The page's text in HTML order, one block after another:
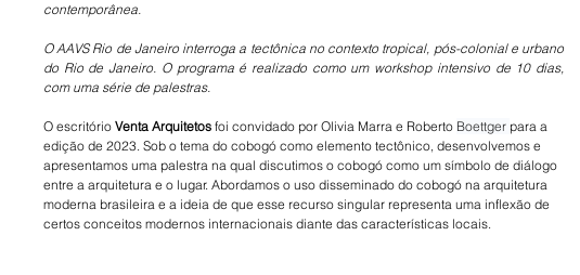
contemporânea.
O AAVS Rio de Janeiro interroga a tectônica no contexto tropical, pós-colonial e urbano
do Rio de Janeiro. O programa é realizado como um workshop intensivo de 10 dias,
com uma série de palestras.
O escritório Venta Arquitetos foi convidado por Olivia Marra e Roberto Boettger para a
edição de 2023. Sob o tema do cobogó como elemento tectônico, desenvolvemos e
apresentamos uma palestra na qual discutimos o cobogó como um símbolo de diálogo
entre a arquitetura e o lugar. Abordamos o uso disseminado do cobogó na arquitetura
moderna brasileira e a ideia de que esse recurso singular representa uma inflexão de
certos conceitos modernos internacionais diante das características locais.